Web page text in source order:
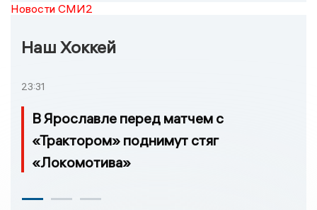
Новости СМИ2
Наш Хоккей
23:31
В Ярославле перед матчем с
«Трактором» поднимут стяг
«Локомотива»